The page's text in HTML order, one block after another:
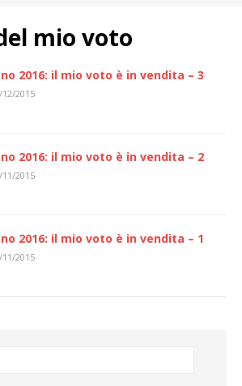
mio voto
2016: il mio voto è in vendita – 3
12/2015
2016: il mio voto è in vendita – 2
11/2015
2016: il mio voto è in vendita – 1
11/2015